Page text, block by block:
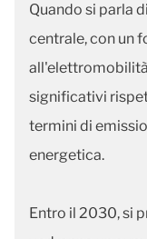
Quando si parla
centrale, con un
significativi
termini di
energetica.
Entro il 2030, si